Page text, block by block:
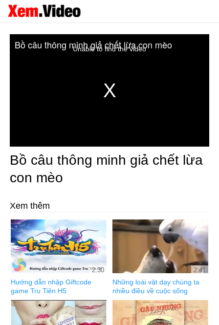
Unable to find the video
Bồ câu thông minh giả chết lừa con mèo
Bồ câu thông minh giả chết lừa
con mèo
Xem thêm
2:30
Hướng dẫn nhập Giftcode
game Tru Tiên H5
2:41
Những loài vật dạy chúng ta
nhiều điều về cuộc sống